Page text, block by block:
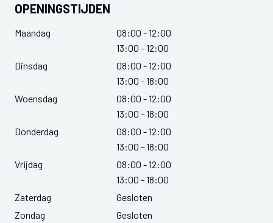
OPENINGSTIJDEN
Maandag
08:00 - 12:00
13:00 - 12:00
Dinsdag
08:00 - 12:00
13:00 - 18:00
Woensdag
08:00 - 12:00
13:00 - 18:00
Donderdag
08:00 - 12:00
13:00 - 18:00
Vrijdag
08:00 - 12:00
13:00 - 18:00
Zaterdag
Gesloten
Zondag
Gesloten